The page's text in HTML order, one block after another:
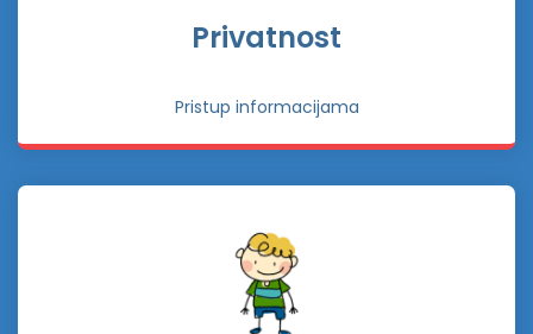
Privatnost
Pristup informacijama